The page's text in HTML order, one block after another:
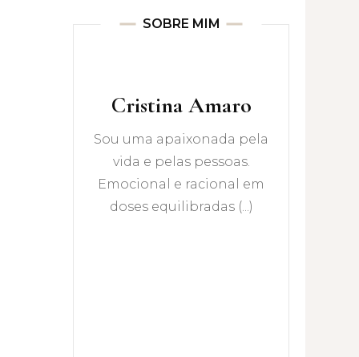
SOBRE MIM
Cristina Amaro
Sou uma apaixonada pela
vida e pelas pessoas.
Emocional e racional em
doses equilibradas (...)